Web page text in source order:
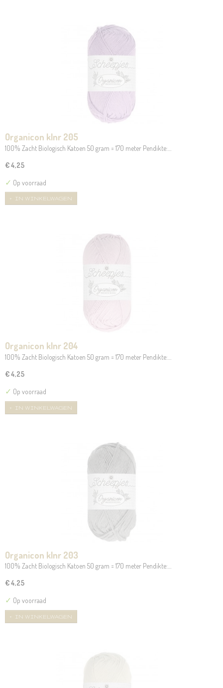
Organicon klnr 205
100% Zacht Biologisch Katoen 50 gram = 170 meter Pendikte:…
€ 4,25
✓ Op voorraad
IN WINKELWAGEN
Organicon klnr 204
100% Zacht Biologisch Katoen 50 gram = 170 meter Pendikte:…
€ 4,25
✓ Op voorraad
IN WINKELWAGEN
Organicon klnr 203
100% Zacht Biologisch Katoen 50 gram = 170 meter Pendikte:…
€ 4,25
✓ Op voorraad
IN WINKELWAGEN